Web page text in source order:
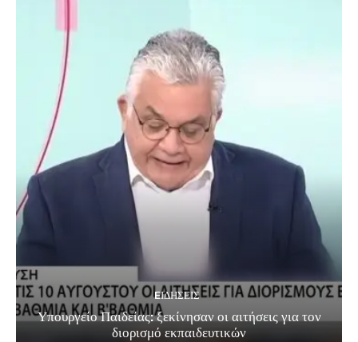
EΙΔΗΣΕΙΣ
Υπουργείο Παιδείας: ξεκίνησαν οι αιτήσεις για τον
διορισμό εκπαιδευτικών